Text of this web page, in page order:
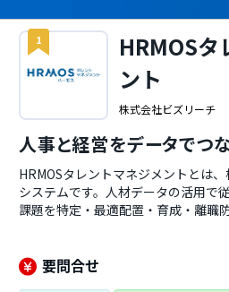
1
HRMOSタ
ント
株式会社ビズリーチ
人事と経営をデータでつ
HRMOSタレントマネジメントとは
システムです。人材データの活用で
課題を特定・最適配置・育成・離職
の成功・戦略人事の実現に向けて
は、社内の人材とポジションのマ
携も強化しており、HRMOS採用や
ります。
要問合せ